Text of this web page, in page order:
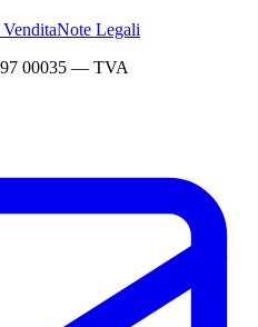
Note Legali
00035 — TVA